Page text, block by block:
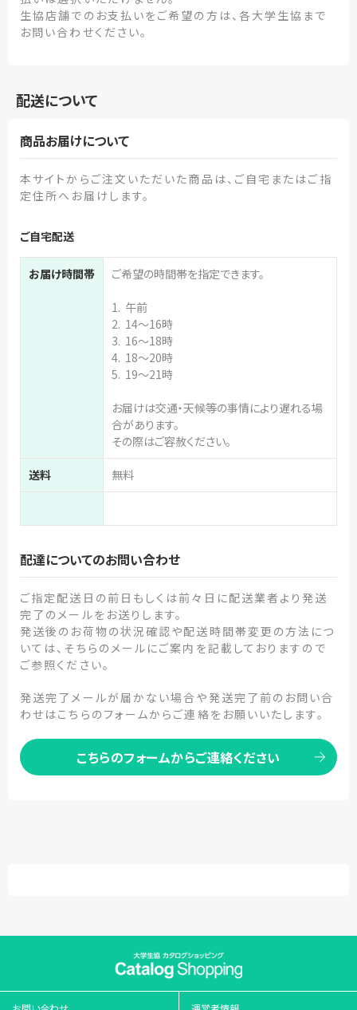
生協店舗でのお支払いをご希望の方は、各大学生協まで
お問い合わせください。
配送について
商品お届けについて
本サイトからご注文いただいた商品は、ご自宅またはご指
定住所へお届けします。
ご自宅配送
お届け時間帯 ご希望の時間帯を指定できます。
1. 午前
2. 14～16時
3. 16～18時
4. 18～20時
5. 19～21時
お届けは交通・天候等の事情により遅れる場
合があります。
その際はご容赦ください。
送料 無料
配達についてのお問い合わせ
ご指定配送日の前日もしくは前々日に配送業者より発送
完了のメールをお送りします。
発送後のお荷物の状況確認や配送時間帯変更の方法につ
いては、そちらのメールにご案内を記載しておりますので
ご参照ください。
発送完了メールが届かない場合や発送完了前のお問い合
わせはこちらのフォームからご連絡をお願いいたします。
こちらのフォームからご連絡ください